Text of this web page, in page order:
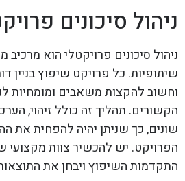
ניהול סיכונים
ניהול סיכונים פרויקטלי הוא מרכיב
שיתופיות. כל פרויקט שיפוץ בניין
וחשוב להקצות משאבים ומומחיות
הקשורים. תהליך זה כולל זיהוי,
שונים, כך שניתן יהיה להפחית את
הפרויקט. יש להכשיר צוות מקצועי
התקדמות השיפוץ ויבחן את